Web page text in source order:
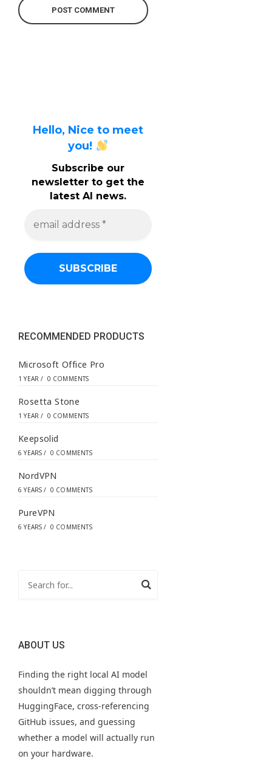
Hello, Nice to meet
you!
Subscribe our
newsletter to get the
latest AI news.
a
d
s
RECOMMENDED PRODUCTS
Microsoft Office Pro
1 YEAR / 0 COMMENTS
Rosetta Stone
1 YEAR / 0 COMMENTS
Keepsolid
6 YEARS / 0 COMMENTS
NordVPN
6 YEARS / 0 COMMENTS
PureVPN
6 YEARS / 0 COMMENTS
ABOUT US
Finding the right local AI model
shouldn’t mean digging through
HuggingFace, cross-referencing
GitHub issues, and guessing
whether a model will actually run
on your hardware.